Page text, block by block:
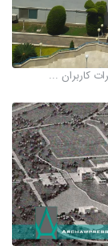
کاربران ...